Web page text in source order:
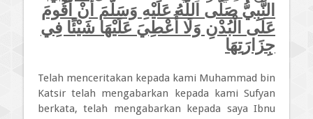
النَّبِيُّ صَلَّى اللَّهُ عَلَيْهِ وَسَلَّمَ أَنْ أَقُومَ
عَلَى الْبُدْنِ وَلَا أُعْطِيَ عَلَيْهَا شَيْئًا فِي
جِزَارَتِهَا
Telah menceritakan kepada kami Muhammad bin
Katsir telah mengabarkan kepada kami Sufyan
berkata, telah mengabarkan kepada saya Ibnu